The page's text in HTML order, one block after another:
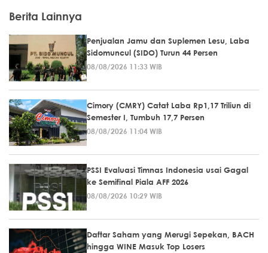
Berita Lainnya
Penjualan Jamu dan Suplemen Lesu, Laba
Sidomuncul (SIDO) Turun 44 Persen
08/08/2026 11:33 WIB
Cimory (CMRY) Catat Laba Rp1,17 Triliun di
Semester I, Tumbuh 17,7 Persen
08/08/2026 11:04 WIB
PSSI Evaluasi Timnas Indonesia usai Gagal
ke Semifinal Piala AFF 2026
08/08/2026 10:29 WIB
Daftar Saham yang Merugi Sepekan, BACH
hingga WINE Masuk Top Losers